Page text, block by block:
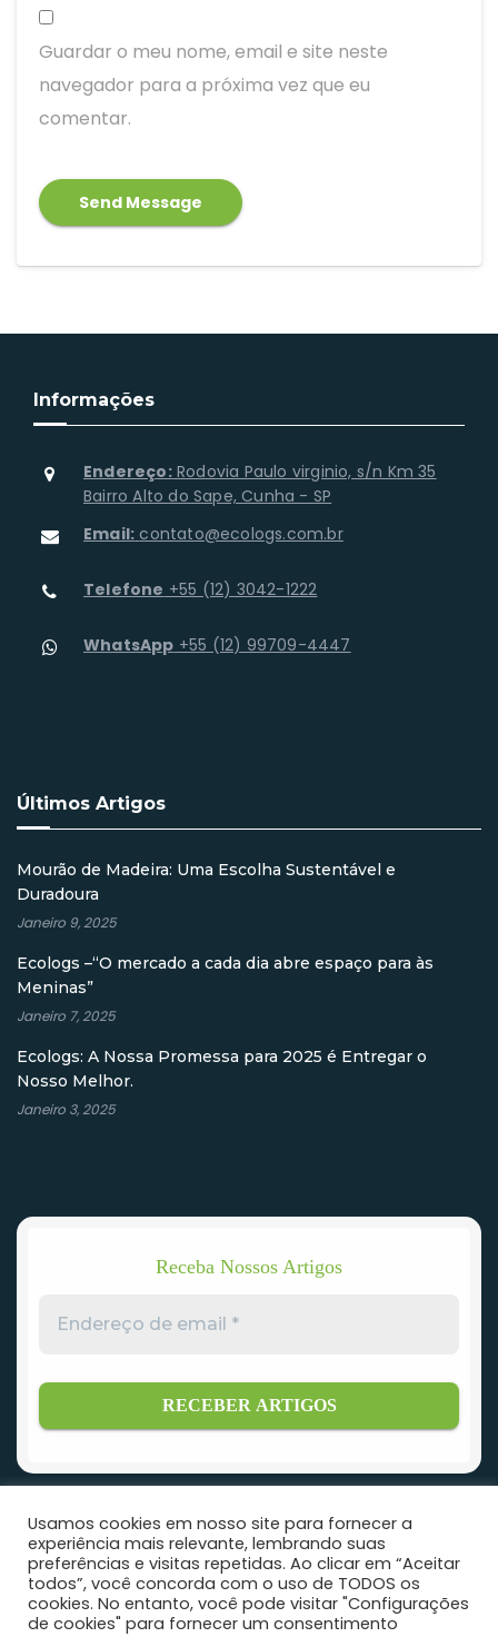
Guardar o meu nome, email e site neste
navegador para a próxima vez que eu
comentar.
Informações
Endereço:Rodovia Paulo virginio, s/n Km 35
Bairro Alto do Sape, Cunha - SP
Email: contato@ecologs.com.br
Telefone +55 (12) 3042-1222
WhatsApp +55 (12) 99709-4447
Últimos Artigos
Mourão de Madeira: Uma Escolha Sustentável e
Duradoura
Janeiro 9, 2025
Ecologs –“O mercado a cada dia abre espaço para às
Meninas”
Janeiro 7, 2025
Ecologs: A Nossa Promessa para 2025 é Entregar o
Nosso Melhor.
Janeiro 3, 2025
Receba Nossos Artigos
Endereço
de
Ecologs © Todos os direitos reservados 2023 - Feito porGUIA-
Usamos cookies em nosso site para fornecer a
experiência mais relevante, lembrando suas
preferências e visitas repetidas. Ao clicar em “Aceitar
todos”, você concorda com o uso de TODOS os
cookies. No entanto, você pode visitar "Configurações
de cookies" para fornecer um consentimento